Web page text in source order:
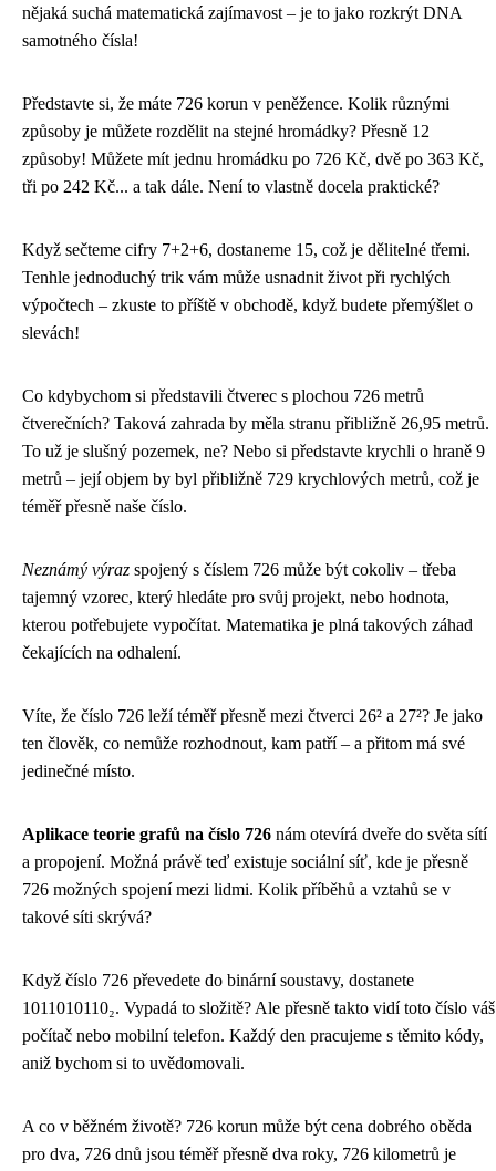
nějaká suchá matematická zajímavost – je to jako rozkrýt DNA
samotného čísla!
Představte si, že máte 726 korun v peněžence. Kolik různými
způsoby je můžete rozdělit na stejné hromádky? Přesně 12
způsoby! Můžete mít jednu hromádku po 726 Kč, dvě po 363 Kč,
tři po 242 Kč... a tak dále. Není to vlastně docela praktické?
Když sečteme cifry 7+2+6, dostaneme 15, což je dělitelné třemi.
Tenhle jednoduchý trik vám může usnadnit život při rychlých
výpočtech – zkuste to příště v obchodě, když budete přemýšlet o
slevách!
Co kdybychom si představili čtverec s plochou 726 metrů
čtverečních? Taková zahrada by měla stranu přibližně 26,95 metrů.
To už je slušný pozemek, ne? Nebo si představte krychli o hraně 9
metrů – její objem by byl přibližně 729 krychlových metrů, což je
téměř přesně naše číslo.
Neznámý výraz spojený s číslem 726 může být cokoliv – třeba
tajemný vzorec, který hledáte pro svůj projekt, nebo hodnota,
kterou potřebujete vypočítat. Matematika je plná takových záhad
čekajících na odhalení.
Víte, že číslo 726 leží téměř přesně mezi čtverci 26² a 27²? Je jako
ten člověk, co nemůže rozhodnout, kam patří – a přitom má své
jedinečné místo.
Aplikace teorie grafů na číslo 726 nám otevírá dveře do světa sítí
a propojení. Možná právě teď existuje sociální síť, kde je přesně
726 možných spojení mezi lidmi. Kolik příběhů a vztahů se v
takové síti skrývá?
Když číslo 726 převedete do binární soustavy, dostanete
1011010110₂. Vypadá to složitě? Ale přesně takto vidí toto číslo váš
počítač nebo mobilní telefon. Každý den pracujeme s těmito kódy,
aniž bychom si to uvědomovali.
A co v běžném životě? 726 korun může být cena dobrého oběda
pro dva, 726 dnů jsou téměř přesně dva roky, 726 kilometrů je